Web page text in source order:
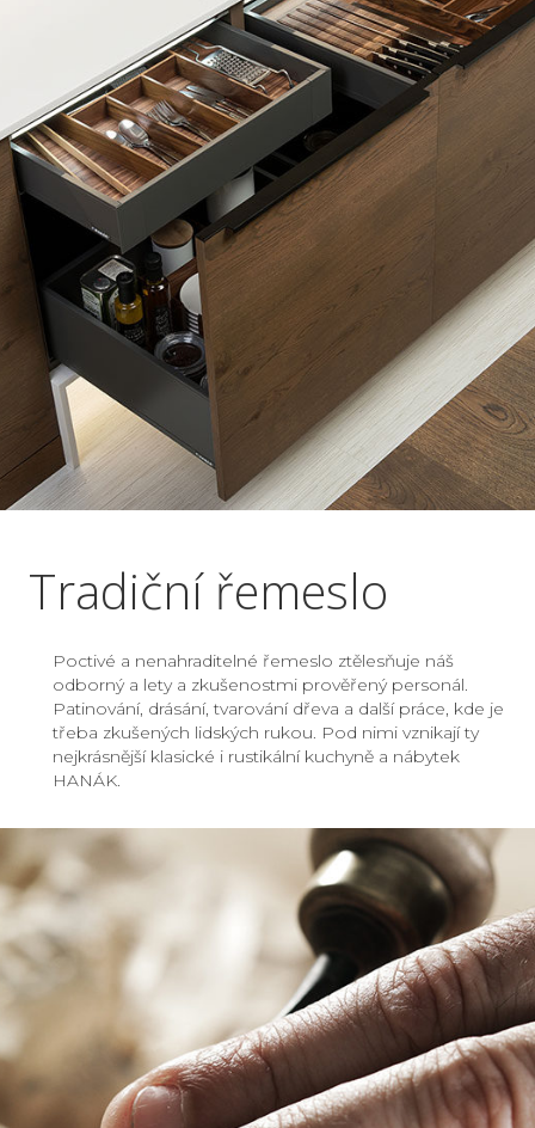
Tradiční řemeslo
Poctivé a nenahraditelné řemeslo ztělesňuje náš
odborný a lety a zkušenostmi prověřený personál.
Patinování, drásání, tvarování dřeva a další práce, kde je
třeba zkušených lidských rukou. Pod nimi vznikají ty
nejkrásnější klasické i rustikální kuchyně a nábytek
HANÁK.